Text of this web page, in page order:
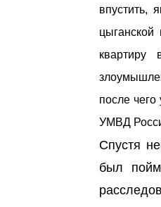
впустить,
после
УМВД
Спустя
был